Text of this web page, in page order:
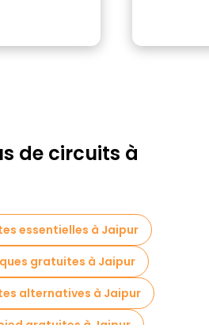
de circuits à
essentielles à Jaipur
gratuites à Jaipur
alternatives à Jaipur
gratuites à Jaipur